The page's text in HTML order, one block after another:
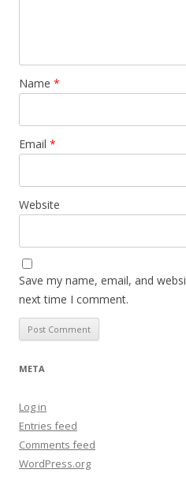
Name *
Email *
Website
Save my name, email, and
next time I comment.
META
Log in
Entries feed
Comments feed
WordPress.org